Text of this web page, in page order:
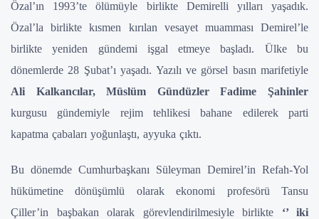
Özal’ın 1993’te ölümüyle birlikte Demirelli yılları yaşadık.
Özal’la birlikte kısmen kırılan vesayet muamması Demirel’le
birlikte yeniden gündemi işgal etmeye başladı. Ülke bu
dönemlerde 28 Şubat’ı yaşadı. Yazılı ve görsel basın marifetiyle
Ali Kalkancılar, Müslüm Gündüzler Fadime
Şahinler
kurgusu gündemiyle rejim tehlikesi bahane edilerek parti
kapatma çabaları yoğunlaştı, ayyuka çıktı.
Bu dönemde Cumhurbaşkanı Süleyman Demirel’in Refah-Yol
hükümetine dönüşümlü olarak ekonomi profesörü Tansu
Çiller’in başbakan olarak görevlendirilmesiyle birlikte ‘’ iki